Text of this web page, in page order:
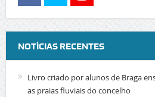
NOTÍCIAS RECENTES
Livro criado por alunos de Braga
as praias fluviais do concelho